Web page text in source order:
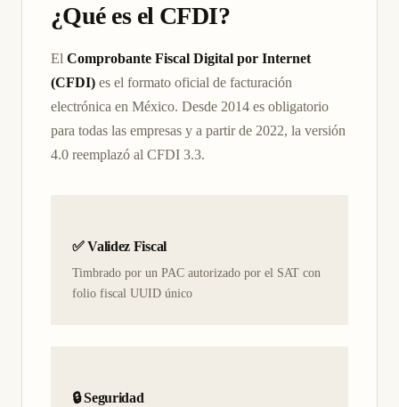
¿Qué es el CFDI?
El Comprobante Fiscal Digital por Internet
(CFDI) es el formato oficial de facturación
electrónica en México. Desde 2014 es obligatorio
para todas las empresas y a partir de 2022, la versión
4.0 reemplazó al CFDI 3.3.
✅ Validez Fiscal
Timbrado por un PAC autorizado por el SAT con
folio fiscal UUID único
🔒 Seguridad